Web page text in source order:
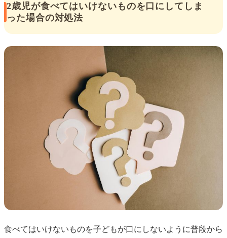
2歳児が食べてはいけないものを口にしてしま
った場合の対処法
食べてはいけないものを子どもが口にしないように普段から